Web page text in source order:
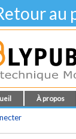
au
À propos